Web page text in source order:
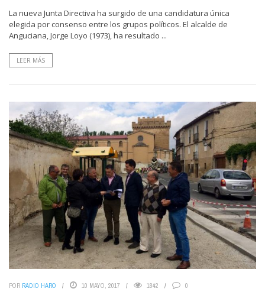
La nueva Junta Directiva ha surgido de una candidatura única
elegida por consenso entre los grupos políticos. El alcalde de
Anguciana, Jorge Loyo (1973), ha resultado ...
LEER MÁS
POR RADIO HARO 10 MAYO, 2017 1842 0